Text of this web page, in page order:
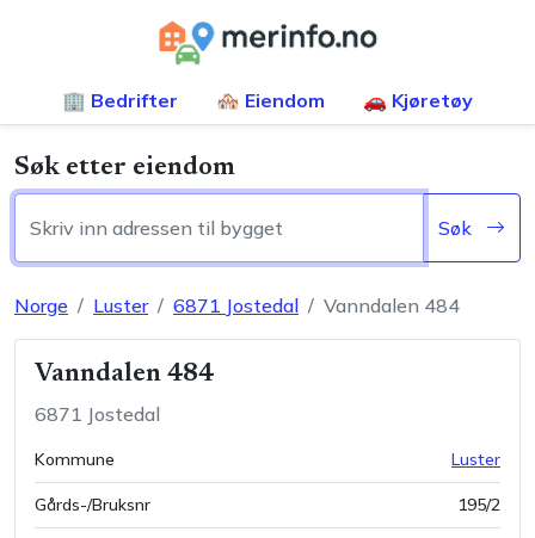
🏢 Bedrifter 🏘️ Eiendom 🚗 Kjøretøy
Søk etter eiendom
Søk
Norge Luster 6871 Jostedal Vanndalen 484
Vanndalen 484
6871 Jostedal
Kommune Luster
Gårds-/Bruksnr 195/2